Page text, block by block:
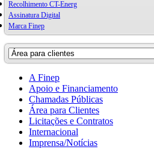
Recolhimento CT-Energ
Assinatura Digital
Marca Finep
A Finep
Apoio e Financiamento
Chamadas Públicas
Área para Clientes
Licitações e Contratos
Internacional
Imprensa/Notícias